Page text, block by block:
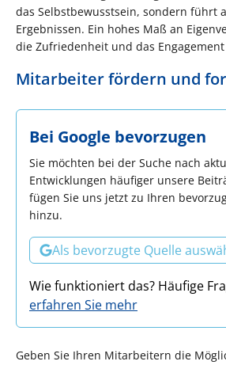
das Selbstbewusstsein, sondern führt
Ergebnissen. Ein hohes Maß an
die Zufriedenheit und das
Mitarbeiter fördern und
Bei Google bevorzugen
Sie möchten bei der Suche nach
Entwicklungen häufiger unsere
fügen Sie uns jetzt zu Ihren
hinzu.
Als bevorzugte Quelle
Wie funktioniert das? Häufige
erfahren Sie mehr
Geben Sie Ihren Mitarbeitern die